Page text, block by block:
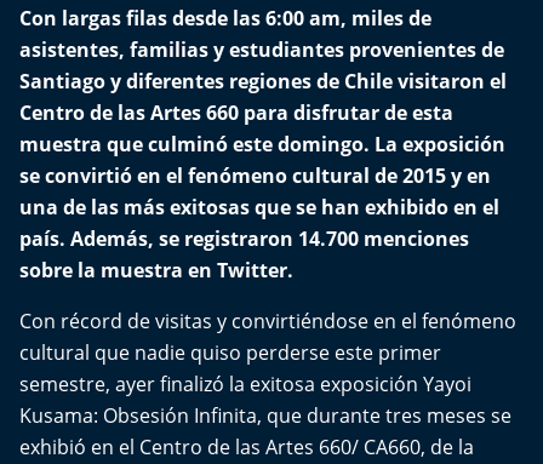
Sesiones Dieciocheras
Expreso PM
Conecta Vida
El Mejor País de Chile
Bío Bío en Ruta
Especiales
Con largas filas desde las 6:00 am, miles de
asistentes, familias y estudiantes provenientes de
Santiago y diferentes regiones de Chile visitaron el
Centro de las Artes 660 para disfrutar de esta
muestra que culminó este domingo. La exposición
se convirtió en el fenómeno cultural de 2015 y en
una de las más exitosas que se han exhibido en el
país. Además, se registraron 14.700 menciones
sobre la muestra en Twitter.
Con récord de visitas y convirtiéndose en el fenómeno
cultural que nadie quiso perderse este primer
semestre, ayer finalizó la exitosa exposición Yayoi
Kusama: Obsesión Infinita, que durante tres meses se
exhibió en el Centro de las Artes 660/ CA660, de la